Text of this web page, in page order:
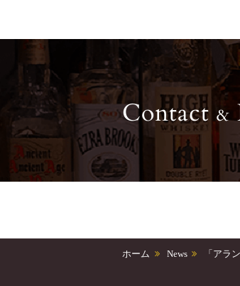
Contact&
ホーム News 「アラ